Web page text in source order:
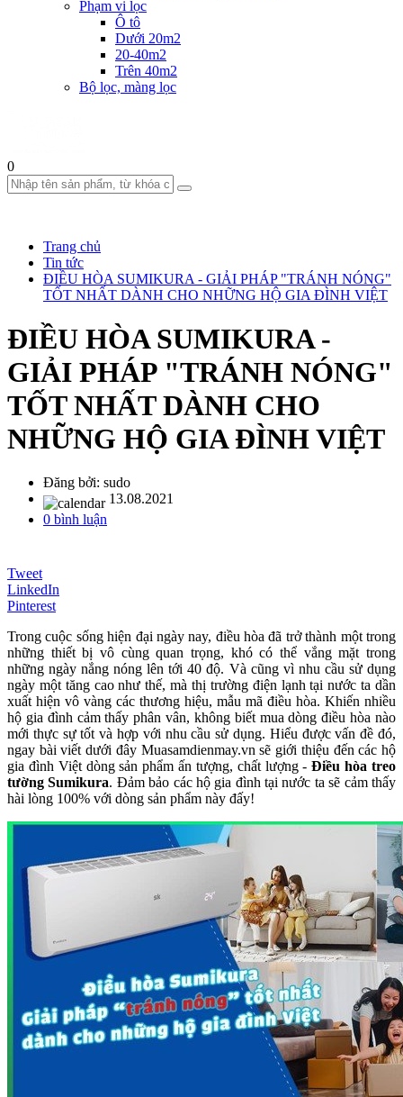
Phạm vi lọc
Ô tô
Dưới 20m2
20-40m2
Trên 40m2
Bộ lọc, màng lọc
0
Trang chủ
Tin tức
ĐIỀU HÒA SUMIKURA - GIẢI PHÁP "TRÁNH NÓNG"
TỐT NHẤT DÀNH CHO NHỮNG HỘ GIA ĐÌNH VIỆT
ĐIỀU HÒA SUMIKURA -
GIẢI PHÁP "TRÁNH NÓNG"
TỐT NHẤT DÀNH CHO
NHỮNG HỘ GIA ĐÌNH VIỆT
Đăng bởi: sudo
13.08.2021
0 bình luận
Tweet
LinkedIn
Pinterest
Trong cuộc sống hiện đại ngày nay, điều hòa đã trở thành một trong
những thiết bị vô cùng quan trọng, khó có thể vắng mặt trong
những ngày nắng nóng lên tới 40 độ. Và cũng vì nhu cầu sử dụng
ngày một tăng cao như thế, mà thị trường điện lạnh tại nước ta dần
xuất hiện vô vàng các thương hiệu, mẫu mã điều hòa. Khiến nhiều
hộ gia đình cảm thấy phân vân, không biết mua dòng điều hòa nào
mới thực sự tốt và hợp với nhu cầu sử dụng. Hiểu được vấn đề đó,
ngay bài viết dưới đây Muasamdienmay.vn sẽ giới thiệu đến các hộ
gia đình Việt dòng sản phẩm ấn tượng, chất lượng -Điều hòa treo
tường Sumikura. Đảm bảo các hộ gia đình tại nước ta sẽ cảm thấy
hài lòng 100% với dòng sản phẩm này đấy!